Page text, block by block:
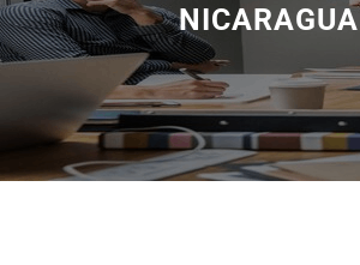
NICARAGUA